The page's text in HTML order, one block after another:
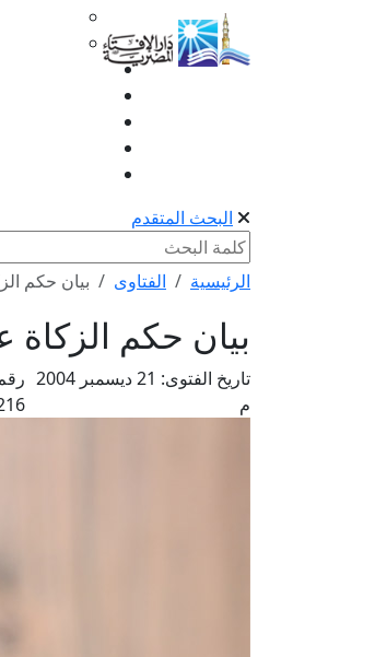
البحث المتقدم
الرئيسية الفتاوى بيان حكم
بيان حكم الزكاة
تاريخ الفتوى:
21 ديسمبر 2004
م